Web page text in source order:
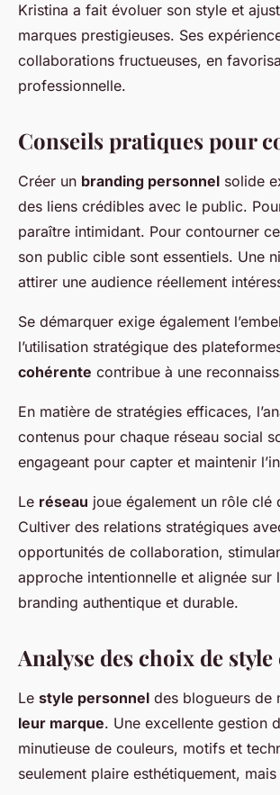
Kristina a fait évoluer son style et
marques prestigieuses. Ses
collaborations fructueuses, en
professionnelle.
Conseils pratiques pour
Créer un branding personnel solide
des liens crédibles avec le public.
paraître intimidant. Pour contourner
son public cible sont essentiels. Une
attirer une audience réellement
Se démarquer exige également
l’utilisation stratégique des
cohérente contribue à une
En matière de stratégies efficaces,
contenus pour chaque réseau social
engageant pour capter et maintenir
Le réseau joue également un rôle
Cultiver des relations stratégiques
opportunités de collaboration,
approche intentionnelle et alignée
branding authentique et durable.
Analyse des choix de
Le style personnel des blogueurs de
leur marque. Une excellente gestion
minutieuse de couleurs, motifs et
seulement plaire esthétiquement,